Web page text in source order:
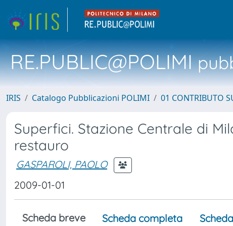
RE.PUBLIC@POLIMI
IRIS Catalogo Pubblicazioni POLIMI 01 CONTRIBUTO
Superfici. Stazione Centrale di
restauro
GASPAROLI, PAOLO
2009-01-01
Scheda breve Scheda completa